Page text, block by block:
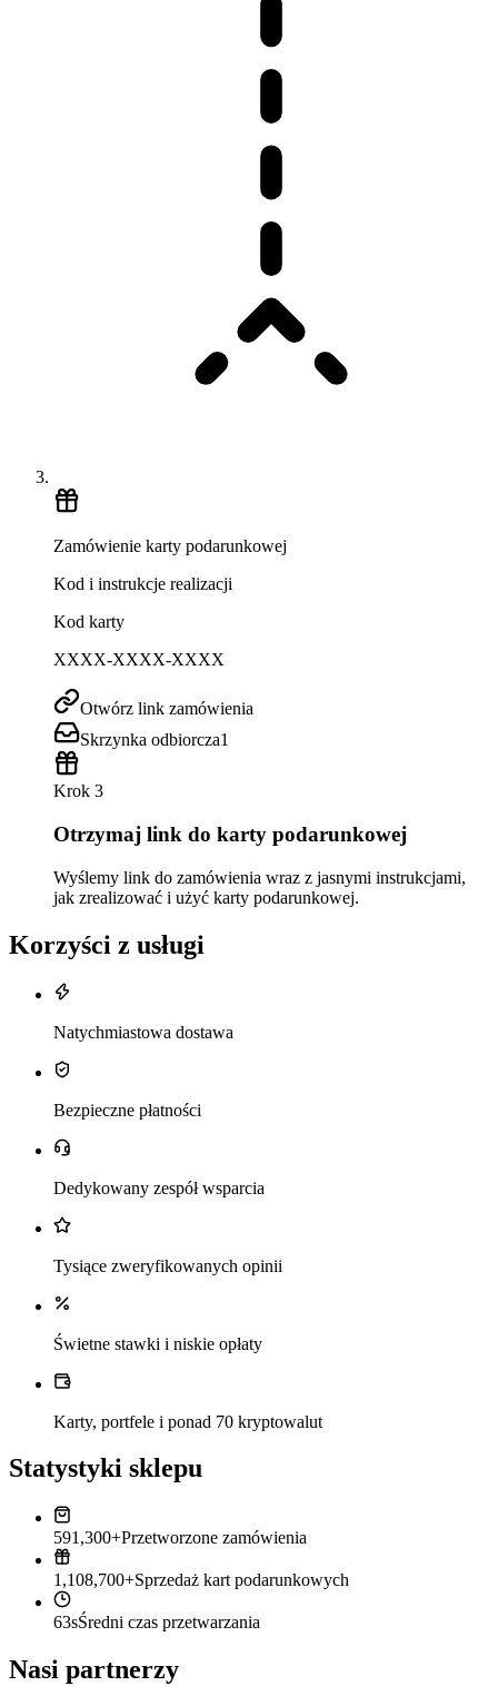
Zamówienie karty podarunkowej
Kod i instrukcje realizacji
Kod karty
XXXX-XXXX-XXXX
Otwórz link zamówienia
Skrzynka odbiorcza1
Krok 3
Otrzymaj link do karty podarunkowej
Wyślemy link do zamówienia wraz z jasnymi instrukcjami,
jak zrealizować i użyć karty podarunkowej.
Korzyści z usługi
Natychmiastowa dostawa
Bezpieczne płatności
Dedykowany zespół wsparcia
Tysiące zweryfikowanych opinii
Świetne stawki i niskie opłaty
Karty, portfele i ponad 70 kryptowalut
Statystyki sklepu
591,300+Przetworzone zamówienia
1,108,700+Sprzedaż kart podarunkowych
63sŚredni czas przetwarzania
Nasi partnerzy